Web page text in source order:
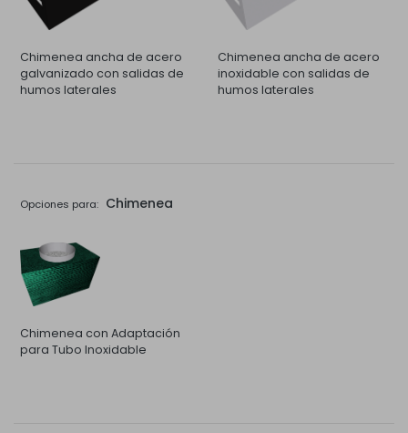
Chimenea ancha de acero
galvanizado con salidas de
humos laterales
Chimenea ancha de acero
inoxidable con salidas de
humos laterales
Opciones para: Chimenea
Chimenea con Adaptación
para Tubo Inoxidable